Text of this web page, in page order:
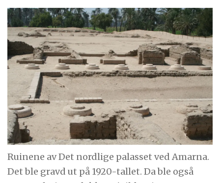
Ruinene av Det nordlige palasset ved Amarna.
Det ble gravd ut på 1920-tallet. Da ble også